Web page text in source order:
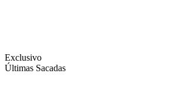
Exclusivo
Últimas Sacadas